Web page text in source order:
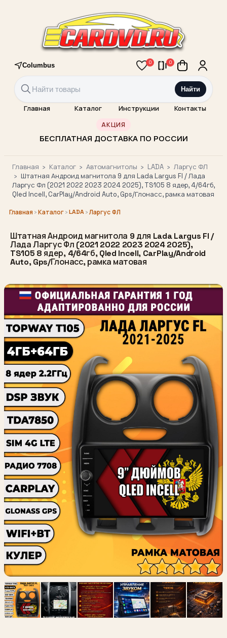
Columbus 0 0
Найти
Главная Каталог Инструкции Контакты
АКЦИЯ
БЕСПЛАТНАЯ ДОСТАВКА ПО РОССИИ
Главная › Каталог › Автомагнитолы › LADA › Ларгус ФЛ
› Штатная Андроид магнитола 9 для Lada Largus Fl / Лада
Ларгус Фл (2021 2022 2023 2024 2025), TS105 8 ядер, 4/64гб,
Qled Incell, CarPlay/Android Auto, Gps/Глонасс, рамка матовая
Главная ›Каталог›LADA›Ларгус ФЛ
Штатная Андроид магнитола 9 для Lada Largus Fl /
Лада Ларгус Фл (2021 2022 2023 2024 2025),
TS105 8 ядер, 4/64гб, Qled Incell, CarPlay/Android
Auto, Gps/Глонасс, рамка матовая